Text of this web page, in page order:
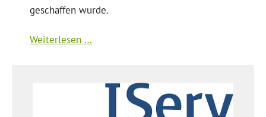
geschaffen wurde.
Weiterlesen …